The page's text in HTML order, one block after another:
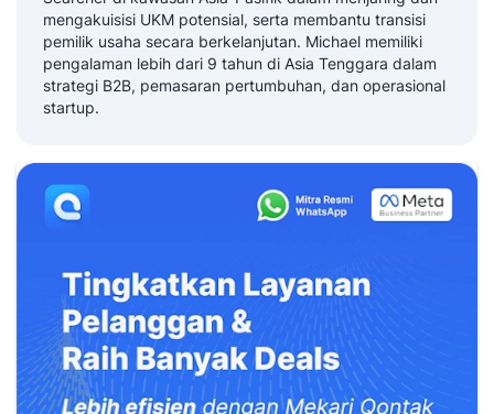
mengakuisisi UKM potensial, serta membantu transisi
pemilik usaha secara berkelanjutan. Michael memiliki
pengalaman lebih dari 9 tahun di Asia Tenggara dalam
strategi B2B, pemasaran pertumbuhan, dan operasional
startup.